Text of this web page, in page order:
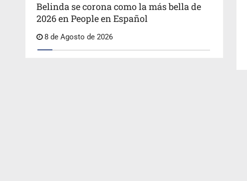
Belinda se corona como la más bella de
2026 en People en Español
8 de Agosto de 2026